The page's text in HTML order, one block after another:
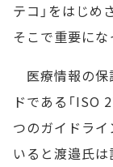
テコ」をはじめ
そこで重要にな
医療情報の保
ドである「ISO
つのガイドラ
いると渡邉氏は